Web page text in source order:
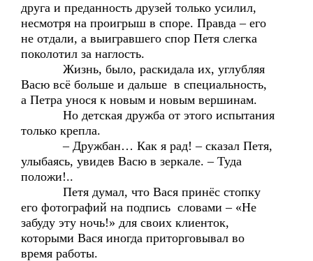
друга и преданность друзей только усилил,
несмотря на проигрыш в споре. Правда – его
не отдали, а выигравшего спор Петя слегка
поколотил за наглость.
Жизнь, было, раскидала их, углубляя
Васю всё больше и дальше в специальность,
а Петра унося к новым и новым вершинам.
Но детская дружба от этого испытания
только крепла.
– Дружбан… Как я рад! – сказал Петя,
улыбаясь, увидев Васю в зеркале. – Туда
положи!..
Петя думал, что Вася принёс стопку
его фотографий на подпись словами – «Не
забуду эту ночь!» для своих клиенток,
которыми Вася иногда приторговывал во
время работы.